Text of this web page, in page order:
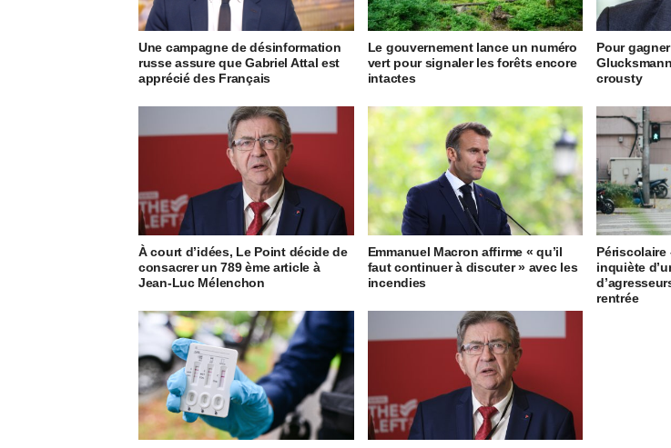
Une campagne de désinformation
russe assure que Gabriel Attal est
apprécié des Français
Le gouvernement lance un numéro
vert pour signaler les forêts encore
intactes
Pour
crousty
À court d’idées, Le Point décide de
consacrer un 789 ème article à
Jean-Luc Mélenchon
Emmanuel Macron affirme « qu’il
faut continuer à discuter » avec les
incendies
Périscolaire
inquiète
rentrée